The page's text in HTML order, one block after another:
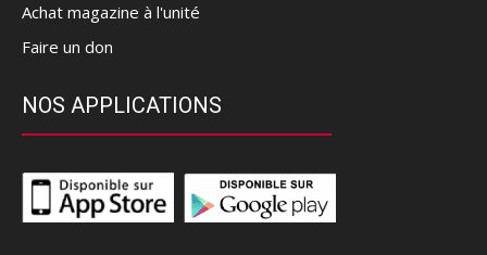
Achat magazine à l'unité
Faire un don
NOS APPLICATIONS